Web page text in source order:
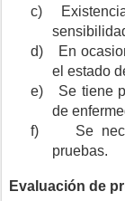
c)
d)
En
el estado
e)
Se tiene
de
f)
Se
pruebas.
Evaluación de